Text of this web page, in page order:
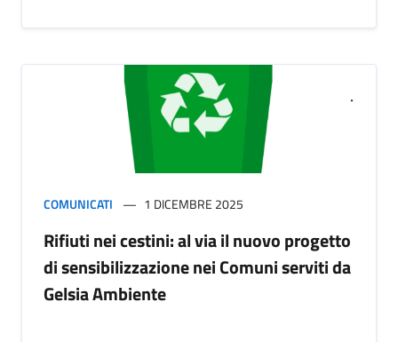
COMUNICATI 1 DICEMBRE 2025
Rifiuti nei cestini: al via il nuovo progetto
di sensibilizzazione nei Comuni serviti da
Gelsia Ambiente